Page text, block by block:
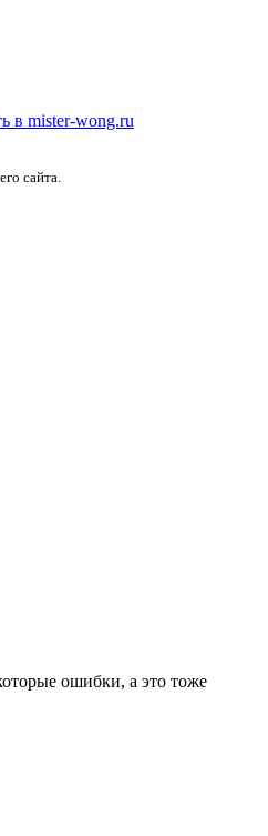
сайта.
ошибки, а это тоже